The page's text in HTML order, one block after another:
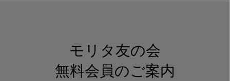
モリタ友の会
無料会員のご案内